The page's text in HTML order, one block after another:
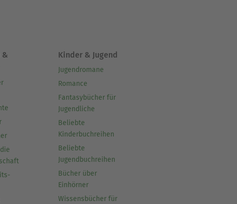
&
Kinder & Jugend
Jugendromane
Romance
Fantasybücher für
Jugendliche
Beliebte
Kinderbuchreihen
Beliebte
Jugendbuchreihen
Bücher über
Einhörner
Wissensbücher für